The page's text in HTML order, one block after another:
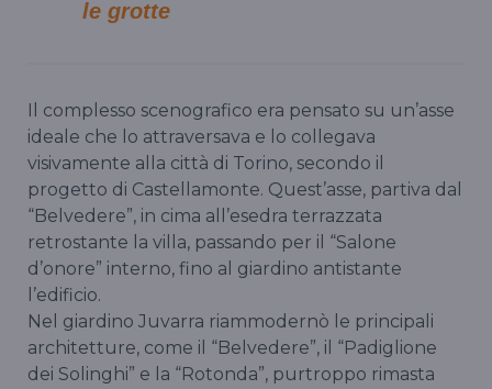
le grotte
Il complesso scenografico era pensato su un’asse
ideale che lo attraversava e lo collegava
visivamente alla città di Torino, secondo il
progetto di Castellamonte. Quest’asse, partiva dal
“Belvedere”, in cima all’esedra terrazzata
retrostante la villa, passando per il “Salone
d’onore” interno, fino al giardino antistante
l’edificio.
Nel giardino Juvarra riammodernò le principali
architetture, come il “Belvedere”, il “Padiglione
dei Solinghi” e la “Rotonda”, purtroppo rimasta